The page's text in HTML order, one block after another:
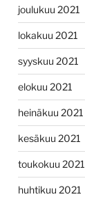
joulukuu 2021
lokakuu 2021
syyskuu 2021
elokuu 2021
heinäkuu 2021
kesäkuu 2021
toukokuu 2021
huhtikuu 2021